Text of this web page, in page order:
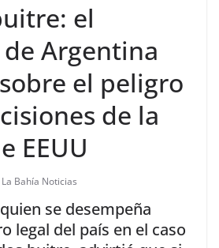
el
Argentina
el peligro
de la
EEUU
Bahía Noticias
se desempeña
legal del país en el caso